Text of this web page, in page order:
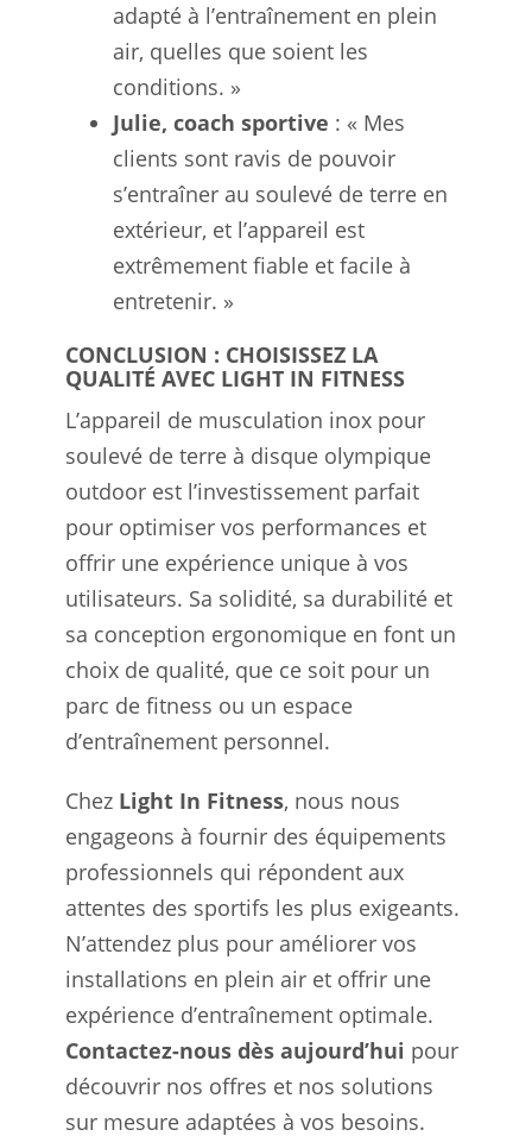
adapté à l’entraînement en plein
air, quelles que soient les
conditions. »
Julie, coach sportive : « Mes
clients sont ravis de pouvoir
s’entraîner au soulevé de terre en
extérieur, et l’appareil est
extrêmement fiable et facile à
entretenir. »
CONCLUSION : CHOISISSEZ LA
QUALITÉ AVEC LIGHT IN FITNESS
L’appareil de musculation inox pour
soulevé de terre à disque olympique
outdoor est l’investissement parfait
pour optimiser vos performances et
offrir une expérience unique à vos
utilisateurs. Sa solidité, sa durabilité et
sa conception ergonomique en font un
choix de qualité, que ce soit pour un
parc de fitness ou un espace
d’entraînement personnel.
Chez Light In Fitness, nous nous
engageons à fournir des équipements
professionnels qui répondent aux
attentes des sportifs les plus exigeants.
N’attendez plus pour améliorer vos
installations en plein air et offrir une
expérience d’entraînement optimale.
Contactez-nous dès aujourd’hui pour
découvrir nos offres et nos solutions
sur mesure adaptées à vos besoins.